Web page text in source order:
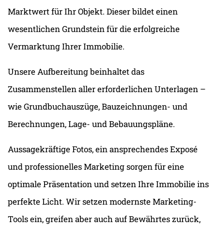
Marktwert für Ihr Objekt. Dieser bildet einen
wesentlichen Grundstein für die erfolgreiche
Vermarktung Ihrer Immobilie.
Unsere Aufbereitung beinhaltet das
Zusammenstellen aller erforderlichen Unterlagen –
wie Grundbuchauszüge, Bauzeichnungen- und
Berechnungen, Lage- und Bebauungspläne.
Aussagekräftige Fotos, ein ansprechendes Exposé
und professionelles Marketing sorgen für eine
optimale Präsentation und setzen Ihre Immobilie ins
perfekte Licht. Wir setzen modernste Marketing-
Tools ein, greifen aber auch auf Bewährtes zurück,